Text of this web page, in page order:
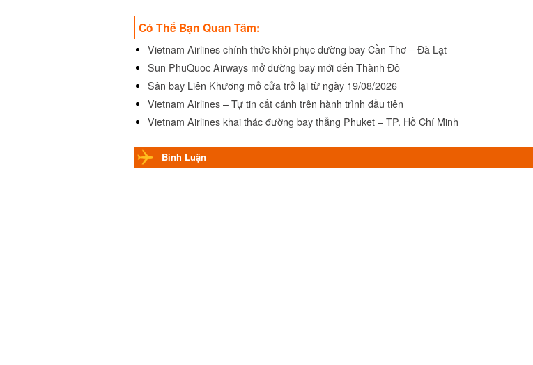
Có Thể Bạn Quan Tâm:
Vietnam Airlines chính thức khôi phục đường bay Cần Thơ – Đà Lạt
Sun PhuQuoc Airways mở đường bay mới đến Thành Đô
Sân bay Liên Khương mở cửa trở lại từ ngày 19/08/2026
Vietnam Airlines – Tự tin cất cánh trên hành trình đầu tiên
Vietnam Airlines khai thác đường bay thẳng Phuket – TP. Hồ Chí Minh
Bình Luận